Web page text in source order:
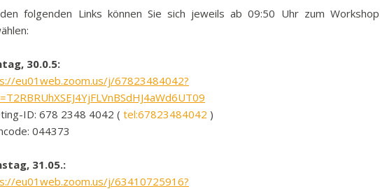
folgenden Links können Sie sich jeweils ab 09:50 Uhr zum Workshop
30.0.5:
eu01web.zoom.us/j/67823484042?
ID: 678 2348 4042 ( tel:67823484042 )
044373
31.05.:
eu01web.zoom.us/j/63410725916?